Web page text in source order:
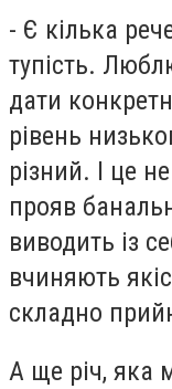
- Є кілька
тупість.
дати
рівень
різний. І це
прояв
виводить із
вчиняють
складно
А ще річ, яка